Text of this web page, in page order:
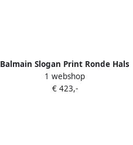
Balmain Slogan Print Ronde Hals
T-shirt White Heren
1 webshop
€ 423,-